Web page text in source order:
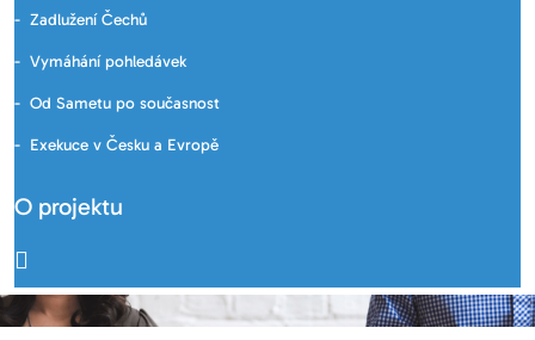
Zadlužení Čechů
Vymáhání pohledávek
Od Sametu po současnost
Exekuce v Česku a Evropě
O projektu